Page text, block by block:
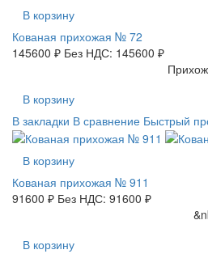
В корзину
Кованая прихожая № 72
145600 ₽ Без НДС: 145600 ₽
Прихожая
В корзину
В закладки В сравнение Быстрый
В корзину
Кованая прихожая № 911
91600 ₽ Без НДС: 91600 ₽
В корзину